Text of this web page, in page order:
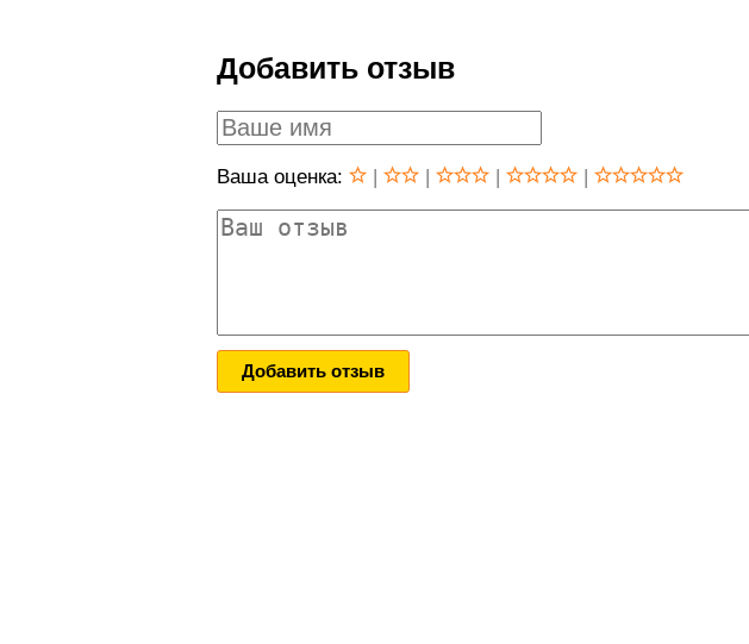
Добавить отзыв
Ваша оценка: | | | |
Добавить отзыв